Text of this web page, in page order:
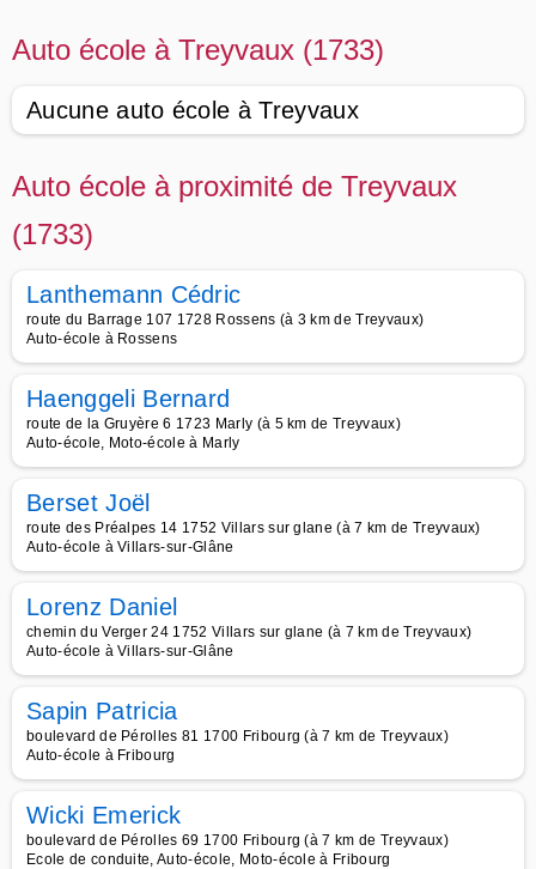
Auto école à Treyvaux (1733)
Aucune auto école à Treyvaux
Auto école à proximité de Treyvaux
(1733)
Lanthemann Cédric
route du Barrage 107 1728 Rossens (à 3 km de Treyvaux)
Auto-école à Rossens
Haenggeli Bernard
route de la Gruyère 6 1723 Marly (à 5 km de Treyvaux)
Auto-école, Moto-école à Marly
Berset Joël
route des Préalpes 14 1752 Villars sur glane (à 7 km de Treyvaux)
Auto-école à Villars-sur-Glâne
Lorenz Daniel
chemin du Verger 24 1752 Villars sur glane (à 7 km de Treyvaux)
Auto-école à Villars-sur-Glâne
Sapin Patricia
boulevard de Pérolles 81 1700 Fribourg (à 7 km de Treyvaux)
Auto-école à Fribourg
Wicki Emerick
boulevard de Pérolles 69 1700 Fribourg (à 7 km de Treyvaux)
Ecole de conduite, Auto-école, Moto-école à Fribourg